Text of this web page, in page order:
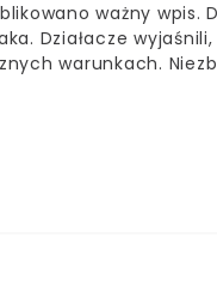
ważny wpis.
Działacze
warunkach.